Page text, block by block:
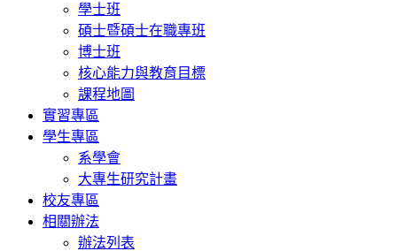
學士班
碩士暨碩士在職專班
博士班
核心能力與教育目標
課程地圖
實習專區
學生專區
系學會
大專生研究計畫
校友專區
相關辦法
辦法列表